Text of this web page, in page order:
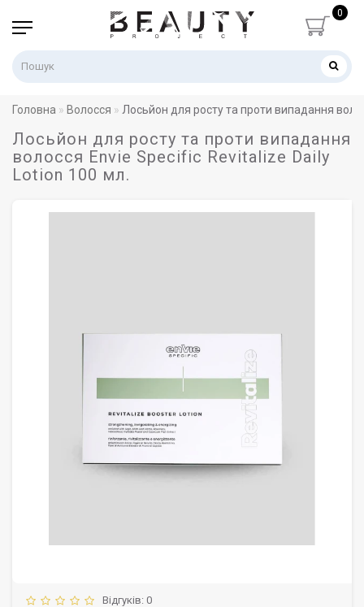
0
Головна Волосся Лосьйон для росту та проти випадання
Лосьйон для росту та проти випадання
волосся Envie Specific Revitalize Daily
Lotion 100 мл.
Відгуків: 0